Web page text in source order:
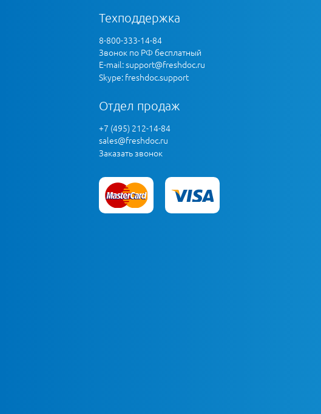
Техподдержка
8-800-333-14-84
Звонок по РФ бесплатный
E-mail:support@freshdoc.ru
Skype: freshdoc.support
Отдел продаж
+7 (495) 212-14-84
sales@freshdoc.ru
Заказать звонок